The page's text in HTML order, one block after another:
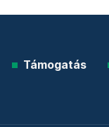
Támogatás